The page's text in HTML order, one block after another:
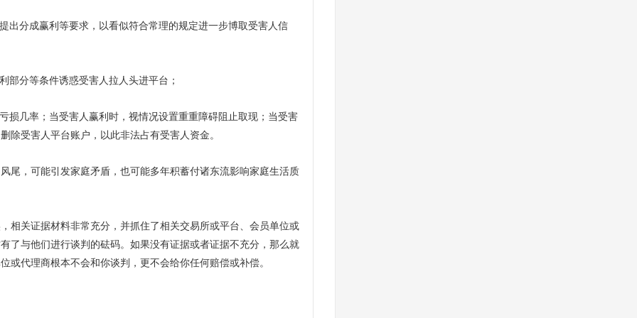
出分成赢利等要求，以看似符合常理的规定进一步博取受害人信
部分等条件诱惑受害人拉人头进平台；
损几率；当受害人赢利时，视情况设置重重障碍阻止取现；当受害
除受害人平台账户，以此非法占有受害人资金。
尾，可能引发家庭矛盾，也可能多年积蓄付诸东流影响家庭生活质
相关证据材料非常充分，并抓住了相关交易所或平台、会员单位或
了与他们进行谈判的砝码。如果没有证据或者证据不充分，那么就
或代理商根本不会和你谈判，更不会给你任何赔偿或补偿。